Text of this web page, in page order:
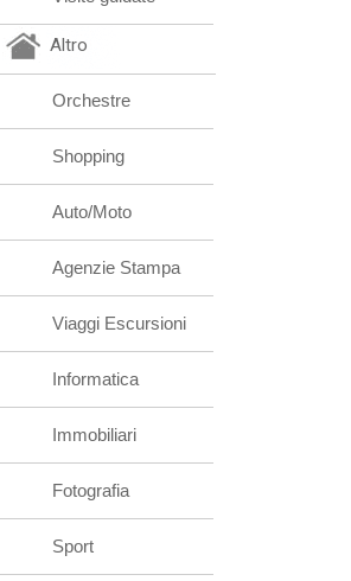
Altro
Orchestre
Shopping
Auto/Moto
Agenzie Stampa
Viaggi Escursioni
Informatica
Immobiliari
Fotografia
Sport